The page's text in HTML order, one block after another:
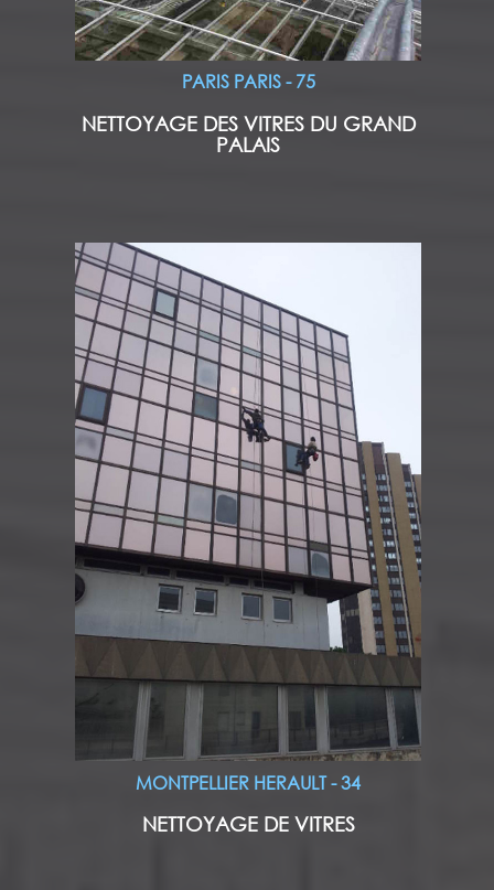
PARIS PARIS - 75
NETTOYAGE DES VITRES DU GRAND
PALAIS
MONTPELLIER HERAULT - 34
NETTOYAGE DE VITRES